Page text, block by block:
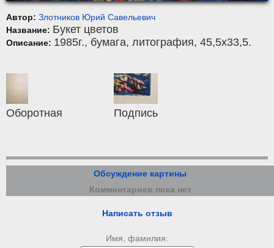
Автор: Злотников Юрий Савельевич
Название: Букет цветов
Описание: 1985г., бумага, литография, 45,5x33,5.
Оборотная Подпись
Обсуждение картины
Комментариев пока нет
Написать отзыв
Имя, фамилия: